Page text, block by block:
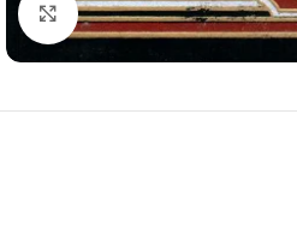
Click to enlarge